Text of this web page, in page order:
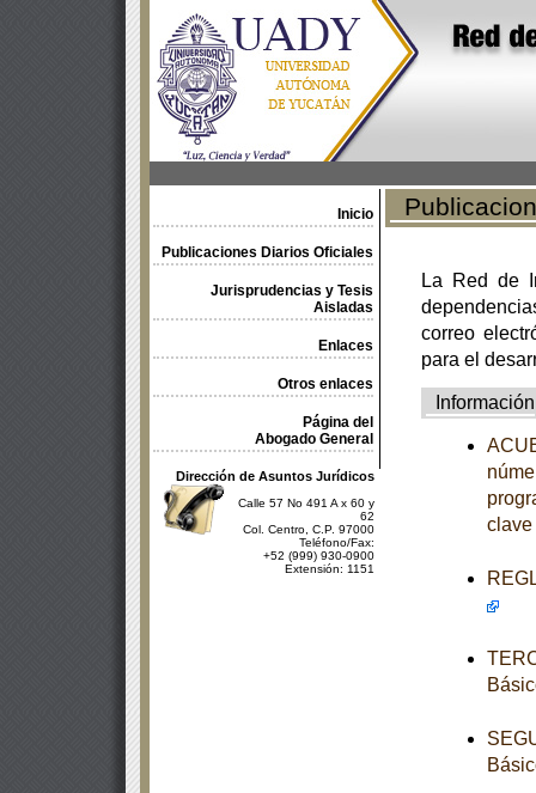
Inicio
Publicaciones Diarios Oficiales
Jurisprudencias y Tesis
Aisladas
Enlaces
Otros enlaces
Página del
Abogado General
Dirección de Asuntos Jurídicos
Calle 57 No 491 A x 60 y
62
Col. Centro, C.P. 97000
Teléfono/Fax:
+52 (999) 930-0900
Extensión: 1151
La Red de
correo
para el
Información